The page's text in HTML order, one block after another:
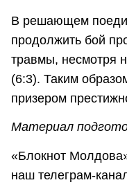
В решающем
продолжить бой
травмы, несмотря
(6:3). Таким
призером
Материал
«Блокнот
наш телеграм-